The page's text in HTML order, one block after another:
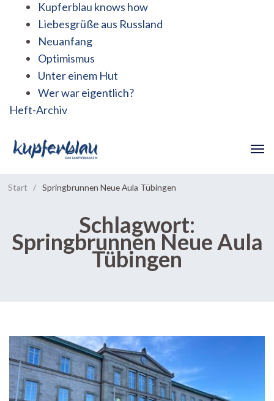
Kupferblau knows how
Liebesgrüße aus Russland
Neuanfang
Optimismus
Unter einem Hut
Wer war eigentlich?
Heft-Archiv
Start / Springbrunnen Neue Aula Tübingen
Schlagwort:
Springbrunnen Neue Aula
Tübingen